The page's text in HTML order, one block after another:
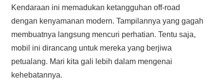
Kendaraan ini memadukan ketangguhan off-road
dengan kenyamanan modern. Tampilannya yang gagah
membuatnya langsung mencuri perhatian. Tentu saja,
mobil ini dirancang untuk mereka yang berjiwa
petualang. Mari kita gali lebih dalam mengenai
kehebatannya.